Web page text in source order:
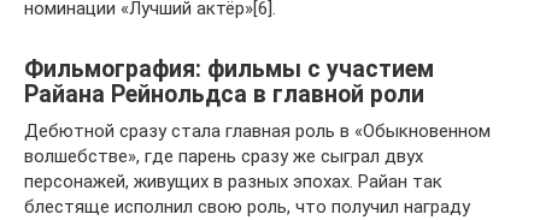
номинации «Лучший актёр»[6].
Фильмография: фильмы с участием
Райана Рейнольдса в главной роли
Дебютной сразу стала главная роль в «Обыкновенном
волшебстве», где парень сразу же сыграл двух
персонажей, живущих в разных эпохах. Райан так
блестяще исполнил свою роль, что получил награду